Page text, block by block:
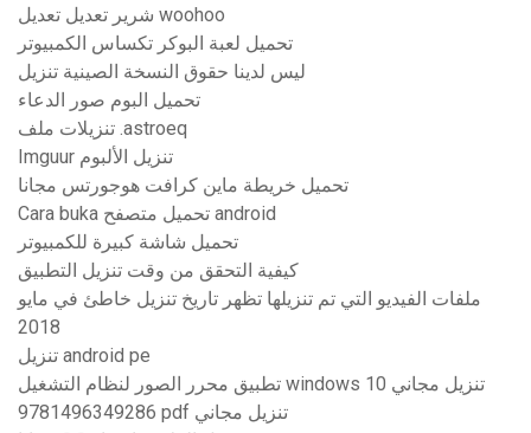
شرير تعديل تعديل woohoo
تحميل لعبة البوكر تكساس الكمبيوتر
ليس لدينا حقوق النسخة الصينية تنزيل
تحميل البوم صور الدعاء
تنزيلات ملف .astroeq
Imguur تنزيل الألبوم
تحميل خريطة ماين كرافت هوجورتس مجانا
Cara buka تحميل متصفح android
تحميل شاشة كبيرة للكمبيوتر
كيفية التحقق من وقت تنزيل التطبيق
ملفات الفيديو التي تم تنزيلها تظهر تاريخ تنزيل خاطئ في مايو
2018
تنزيل android pe
تطبيق محرر الصور لنظام التشغيل windows 10 تنزيل مجاني
9781496349286 pdf تنزيل مجاني